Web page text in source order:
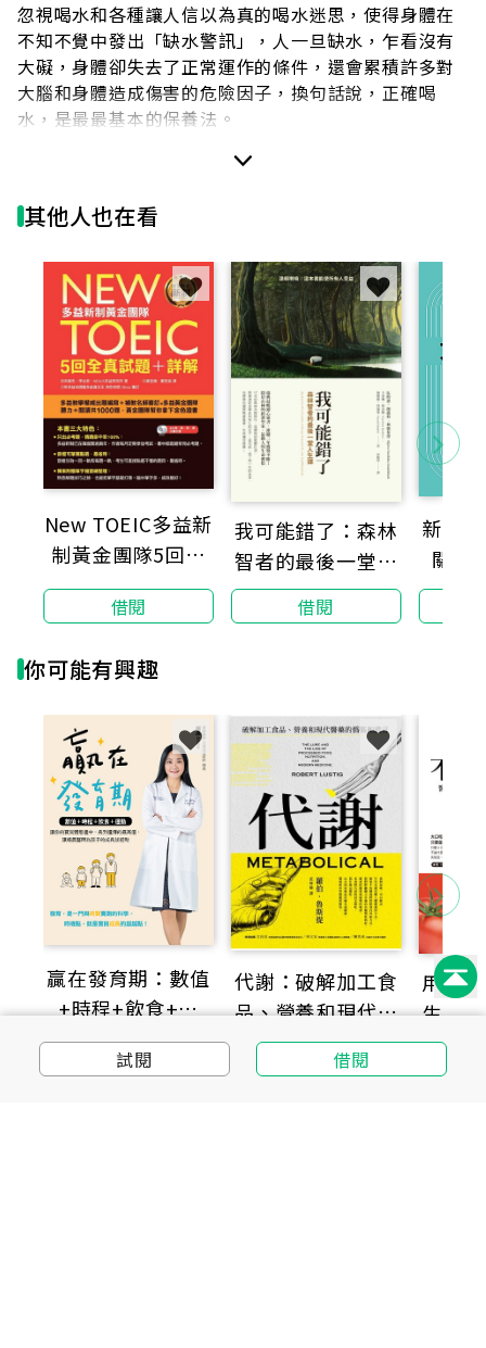
試閱 借閱
忽視喝水和各種讓人信以為真的喝水迷思，使得身體在
不知不覺中發出「缺水警訊」，人一旦缺水，乍看沒有
大礙，身體卻失去了正常運作的條件，還會累積許多對
大腦和身體造成傷害的危險因子，換句話說，正確喝
水，是最最基本的保養法。
透過以下簡單的問題自我檢視，了解身體的含水量狀
早上起床感覺口渴
平時白天經常覺得口渴
皮膚乾燥、皮膚彈性差
眼睛時常覺得乾澀
口腔、舌頭感覺乾澀
有便秘的困擾
容易感到疲倦
每日的排尿量少
尿液呈現深黃色或褐色
【喝水的科學＆保養法全面掌握】
台灣首席品水師教你最高喝水法，打好健康基底和生活
喝水不只影響代謝機制，長期下來更會對健康造成全面
性的影響。正確喝水能讓身體有效吸收、排毒，甚至喝
著喝著，發現病痛不見了！本書作者陳君潔是一名專業
親身體會喝對水不但能提升身體的使用效能，還能改善
皮膚、肌肉、筋膜、關節、腸胃消化、免疫系統等諸多
其他人也在看
New TOEIC多益新
制黃金團隊5回全
真試題＋詳解
借閱
我可能錯了：森林
智者的最後一堂人
生課
借閱
新制
關鍵
你可能有興趣
贏在發育期：數值
+時程+飲食+運
動，讓你的寶貝體
態適中，長到遺傳
借閱
代謝：破解加工食
品、營養和現代醫
藥的偽裝和謊言
借閱
用七
生病
博士
週有